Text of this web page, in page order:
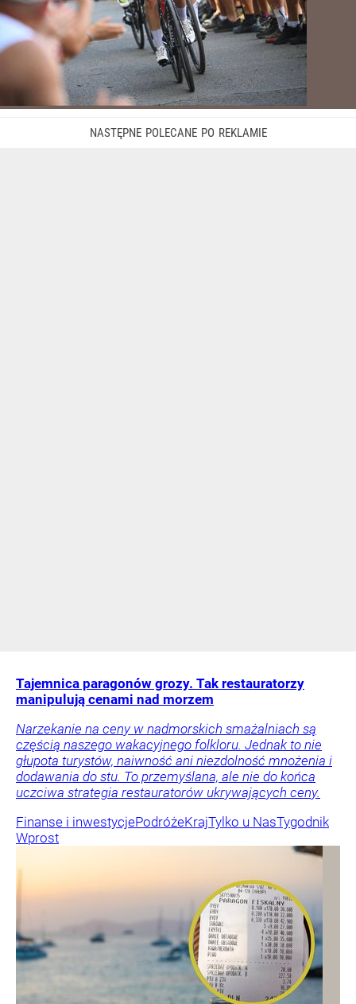
Tajemnica paragonów grozy. Tak restauratorzy
manipulują cenami nad morzem
Narzekanie na ceny w nadmorskich smażalniach są
częścią naszego wakacyjnego folkloru. Jednak to nie
głupota turystów, naiwność ani niezdolność mnożenia i
dodawania do stu. To przemyślana, ale nie do końca
uczciwa strategia restauratorów ukrywających ceny.
Finanse i inwestycjePodróżeKrajTylko u NasTygodnik
Wprost